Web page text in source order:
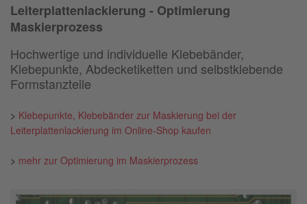
Leiterplattenlackierung - Optimierung
Maskierprozess
Hochwertige und individuelle Klebebänder,
Klebepunkte, Abdecketiketten und selbstklebende
Formstanzteile
> Klebepunkte, Klebebänder zur Maskierung bei der
Leiterplattenlackierung im Online-Shop kaufen
> mehr zur Optimierung im Maskierprozess